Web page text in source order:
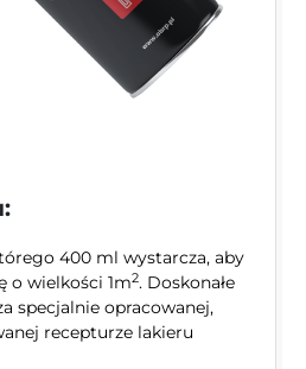
400 ml wystarcza, aby
o wielkości 1m2. Doskonałe
specjalnie opracowanej,
recepturze lakieru